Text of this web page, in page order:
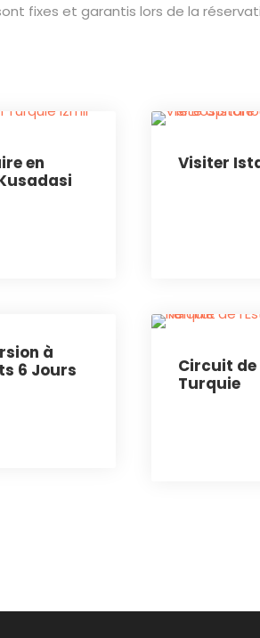
fixes et garantis lors de la
en
Visiter
à
6 Jours
Circuit de
Turquie